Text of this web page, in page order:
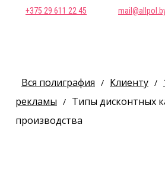
+375 29 611 22 45
Вся полиграфия / Клиенту /
рекламы / Типы дисконтных
производства